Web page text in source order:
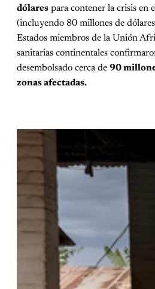
dólares para contener la crisis en
(incluyendo 80 millones de
Estados miembros de la Unión
sanitarias continentales
desembolsado cerca de 90
zonas afectadas.